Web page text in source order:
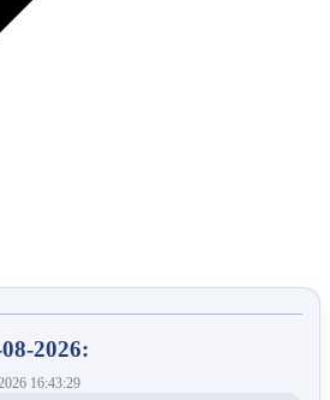
2026:
16:43:29